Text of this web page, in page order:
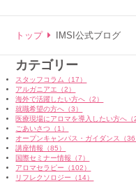
トップ IMSI公式ブログ
カテゴリー
スタッフコラム（17）
アルガニアエ（2）
海外で活躍したい方へ（2）
就職希望の方へ（3）
医療現場にアロマを導入したい方へ（2
ごあいさつ（1）
オープンキャンパス・ガイダンス（36
講座情報（85）
国際セミナー情報（7）
アロマセラピー（102）
リフレクソロジー（14）